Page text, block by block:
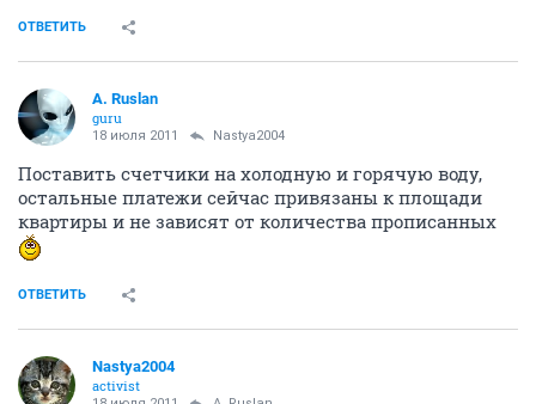
ОТВЕТИТЬ
A. Ruslan
guru
18 июля 2011 Nastya2004
Поставить счетчики на холодную и горячую воду,
остальные платежи сейчас привязаны к площади
квартиры и не зависят от количества прописанных
ОТВЕТИТЬ
Nastya2004
activist